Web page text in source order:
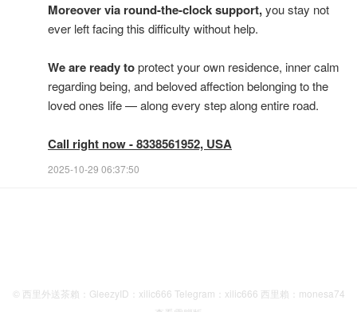
Moreover via round-the-clock support,you stay not
ever left facing this difficulty without help.
We are ready toprotect your own residence, inner calm
regarding being, and beloved affection belonging to the
loved ones life — along every step along entire road.
Call right now - 8338561952, USA
2025-10-29 06:37:50
© 西里外送茶賴：GleezyID：xilic666 Telegram：xilic666 西里賴：monesa74